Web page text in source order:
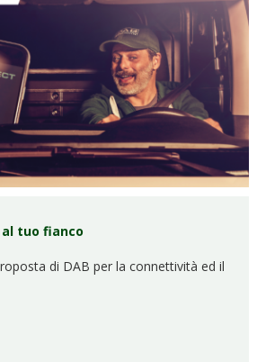
tuo fianco
di DAB per la connettività ed il